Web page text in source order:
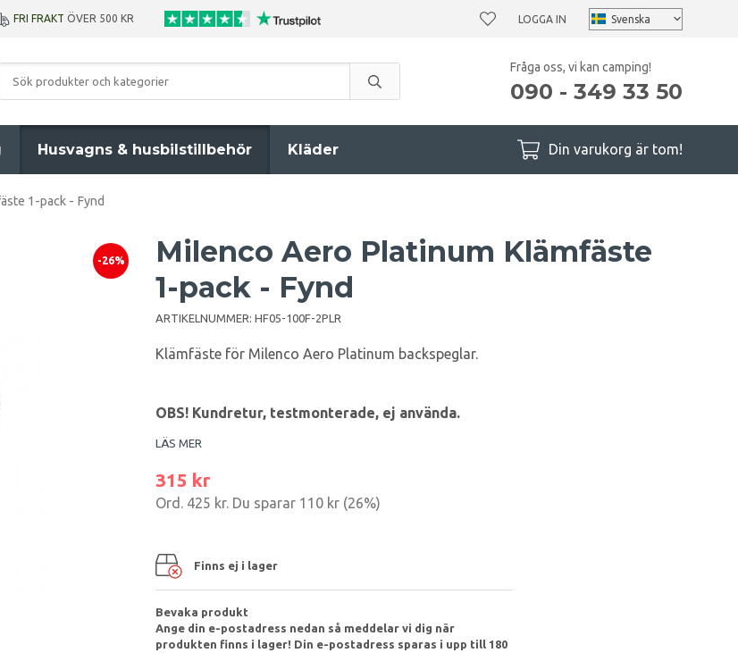
FRI FRAKT ÖVER 500 KR LOGGA IN
Fråga oss, vi kan camping!
090 - 349 33 50
Husvagns & husbilstillbehör Kläder Din varukorg är tom!
1-pack - Fynd
-26%
Milenco Aero Platinum Klämfäste
1-pack - Fynd
ARTIKELNUMMER: HF05-100F-2PLR
Klämfäste för Milenco Aero Platinum backspeglar.
OBS! Kundretur, testmonterade, ej använda.
LÄS MER
315 kr
Ord. 425 kr. Du sparar 110 kr (26%)
Finns ej i lager
Bevaka produkt
Ange din e-postadress nedan så meddelar vi dig när
produkten finns i lager! Din e-postadress sparas i upp till 180